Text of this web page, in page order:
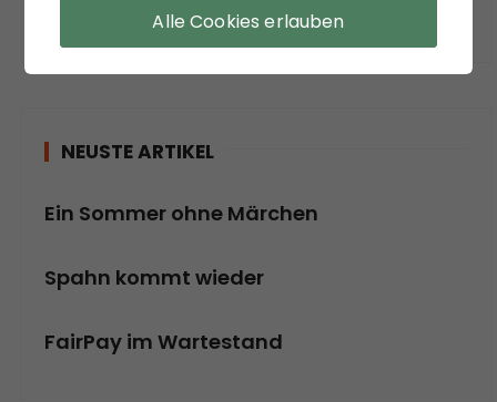
NEUSTE ARTIKEL
Ein Sommer ohne Märchen
Spahn kommt wieder
FairPay im Wartestand
Alle Cookies erlauben